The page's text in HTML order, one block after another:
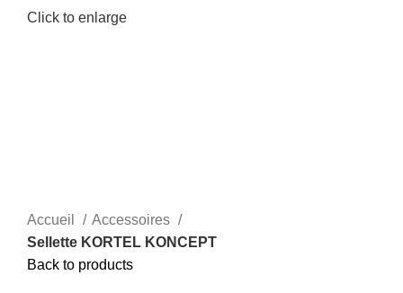
Click to enlarge
Accueil
Accessoires
Sellette KORTEL KONCEPT
Back to products